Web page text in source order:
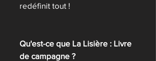
redéfinit tout !
Qu'est-ce que La Lisière : Livre
de campagne ?